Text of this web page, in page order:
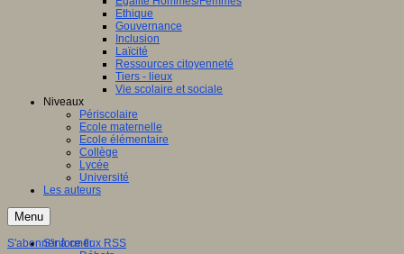
Ethique
Gouvernance
Inclusion
Laïcité
Ressources citoyenneté
Tiers - lieux
Vie scolaire et sociale
Niveaux
Périscolaire
Ecole maternelle
Ecole élémentaire
Collège
Lycée
Université
Les auteurs
Menu
S'informer
S'abonner à ce flux RSS